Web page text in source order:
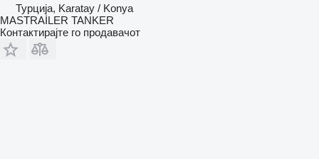
Турција, Karatay / Konya
MASTRAİLER TANKER
Контактирајте го продавачот